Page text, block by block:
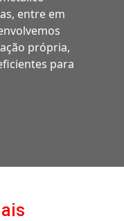
entre em
própria,
para